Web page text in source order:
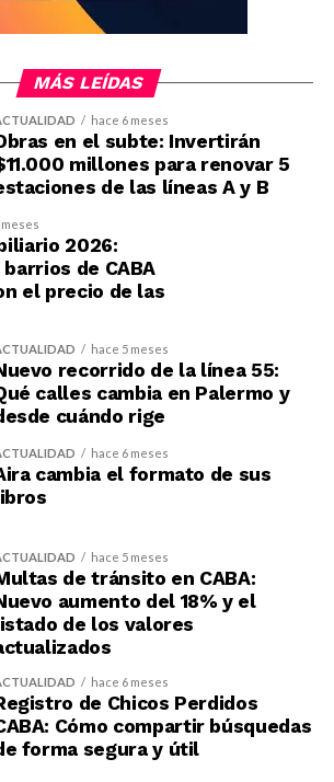
MÁS LEÍDAS
hace 6 meses
en el subte: Invertirán
millones para renovar 5
de las líneas A y B
2026:
de CABA
el precio de las
hace 5 meses
recorrido de la línea 55:
calles cambia en Palermo y
cuándo rige
hace 6 meses
cambia el formato de sus
hace 5 meses
de tránsito en CABA:
aumento del 18% y el
de los valores
hace 6 meses
de Chicos Perdidos
Cómo compartir búsquedas
forma segura y útil